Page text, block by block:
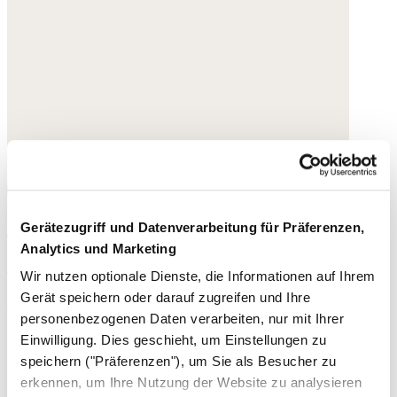
Gerätezugriff und Datenverarbeitung für Präferenzen,
Analytics und Marketing
Wir nutzen optionale Dienste, die Informationen auf Ihrem
Gerät speichern oder darauf zugreifen und Ihre
personenbezogenen Daten verarbeiten, nur mit Ihrer
Einwilligung. Dies geschieht, um Einstellungen zu
speichern ("Präferenzen"), um Sie als Besucher zu
erkennen, um Ihre Nutzung der Website zu analysieren
Schnallen-Sandalen
158,- €